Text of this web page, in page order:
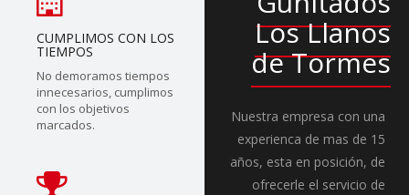
CUMPLIMOS CON LOS
TIEMPOS
No demoramos tiempos
innecesarios, cumplimos
con los objetivos
marcados.
Los Llanos
de Tormes
Nuestra empresa con una
experienca de mas de 15
años, esta en posición, de
ofrecerle el servicio de